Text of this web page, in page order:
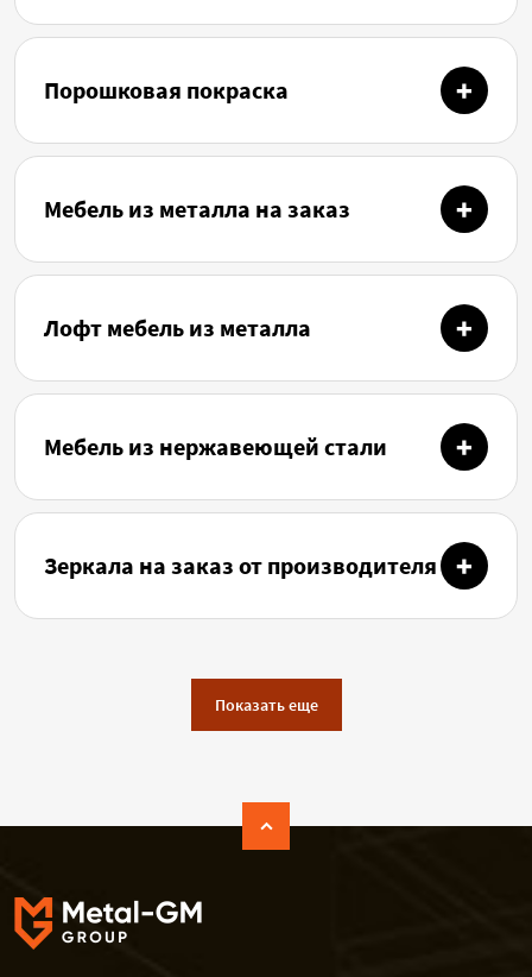
Порошковая покраска
Мебель из металла на заказ
Лофт мебель из металла
Мебель из нержавеющей стали
Зеркала на заказ от производителя
Показать еще